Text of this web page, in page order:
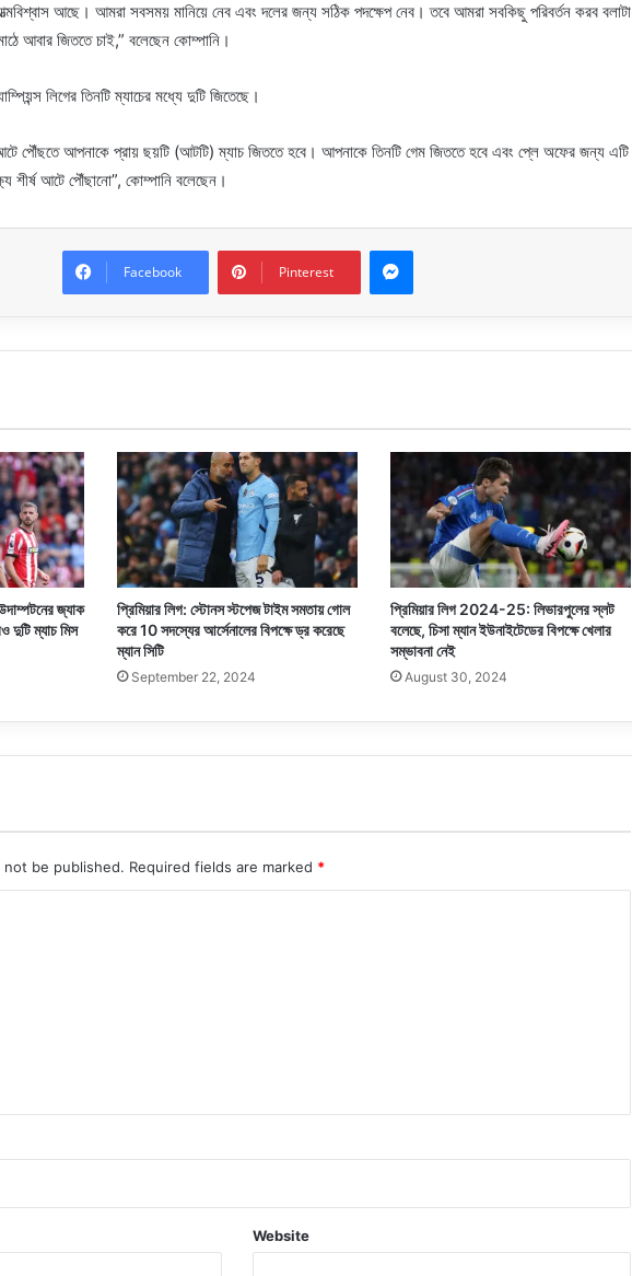
আছে। আমরা সবসময় মানিয়ে নেব এবং দলের জন্য সঠিক পদক্ষেপ নেব। তবে আমরা সবকিছু পরিবর্তন করব বলাটা
আবার জিততে চাই,” বলেছেন কোম্পানি।
লিগের তিনটি ম্যাচের মধ্যে দুটি জিতেছে।
পৌঁছতে আপনাকে প্রায় ছয়টি (আটটি) ম্যাচ জিততে হবে। আপনাকে তিনটি গেম জিততে হবে এবং প্লে অফের জন্য এটি
শীর্ষ আটে পৌঁছানো”, কোম্পানি বলেছেন।
Facebook Pinterest
Messenger
জ্যাক
দুটি ম্যাচ মিস
প্রিমিয়ার লিগ: স্টোনস স্টপেজ টাইম সমতায় গোল
করে 10 সদস্যের আর্সেনালের বিপক্ষে ড্র করেছে
ম্যান সিটি
September 22, 2024
প্রিমিয়ার লিগ 2024-25: লিভারপুলের স্লট
বলেছে, চিসা ম্যান ইউনাইটেডের বিপক্ষে খেলার
সম্ভাবনা নেই
August 30, 2024
not be published. Required fields are marked *
Website